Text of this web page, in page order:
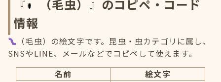
『
（毛虫）』のコピペ・コード
情報
（毛虫）の絵文字です。昆虫・虫カテゴリに属し、
SNSやLINE、メールなどでコピペして使えます。
名前
絵文字